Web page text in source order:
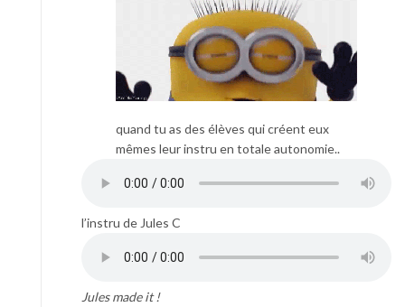
quand tu as des élèves qui créent eux
mêmes leur instru en totale autonomie..
l’instru de Jules C
Jules made it !